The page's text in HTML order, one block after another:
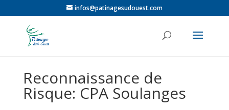
infos@patinagesudouest.com
Reconnaissance de
Risque: CPA Soulanges